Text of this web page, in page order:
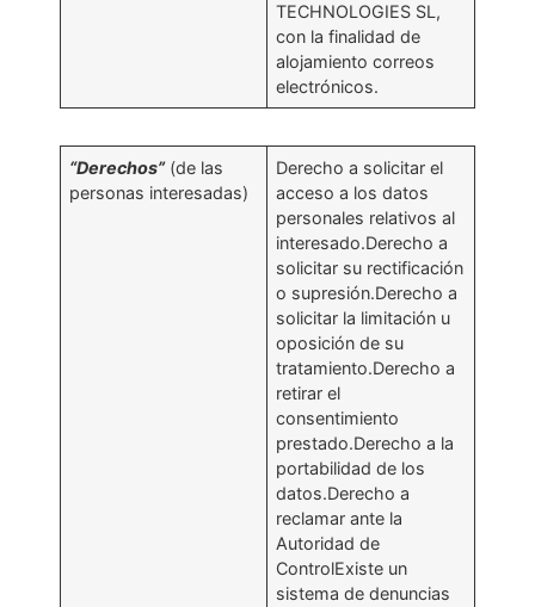
TECHNOLOGIES SL,
con la finalidad de
alojamiento correos
electrónicos.
“Derechos”(de las
personas interesadas)
Derecho a solicitar el
acceso a los datos
personales relativos al
interesado.Derecho a
solicitar su rectificación
o supresión.Derecho a
solicitar la limitación u
oposición de su
tratamiento.Derecho a
retirar el
consentimiento
prestado.Derecho a la
portabilidad de los
datos.Derecho a
reclamar ante la
Autoridad de
ControlExiste un
sistema de denuncias